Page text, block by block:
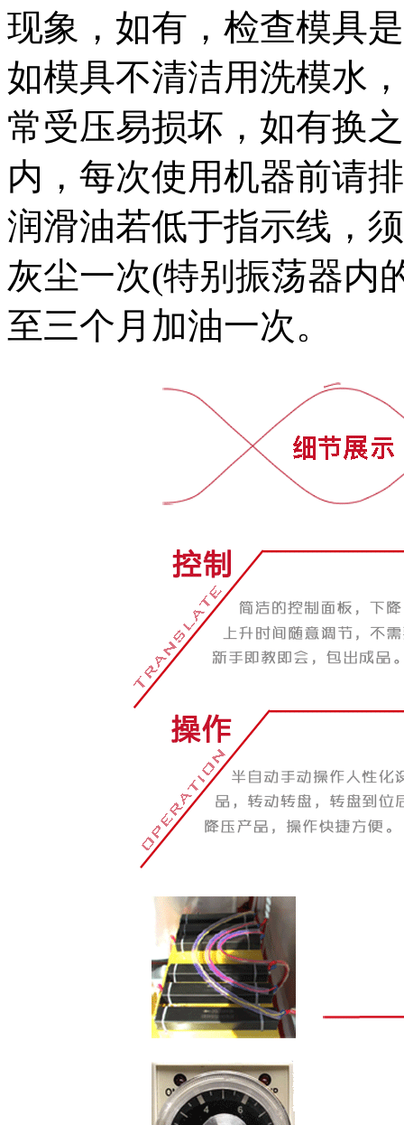
现象，如有，检查模具
如模具不清洁用洗模水
常受压易损坏，如有换
内，每次使用机器前请
润滑油若低于指示线，
灰尘一次(特别振荡器内
至三个月加油一次。